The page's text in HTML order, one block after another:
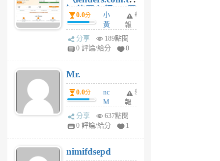
）使用心得 — 民
間貸款比較平台
體驗
0.0分
小
黃
蜂
1
舉
報
分享
189點閱
0 評論/給分
0
Mr.
0.0分
nc
M
U
F
U
舉
報
分享
637點閱
0 評論/給分
1
nimifdsepd